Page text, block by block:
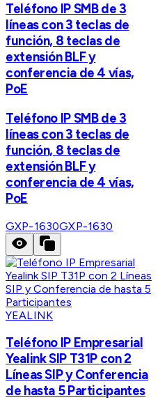
Teléfono IP SMB de 3
líneas con 3 teclas de
función, 8 teclas de
extensión BLF y
conferencia de 4 vías,
PoE
Teléfono IP SMB de 3
líneas con 3 teclas de
función, 8 teclas de
extensión BLF y
conferencia de 4 vías,
PoE
GXP-1630GXP-1630
YEALINK
Teléfono IP Empresarial
Yealink SIP T31P con 2
Líneas SIP y Conferencia
de hasta 5 Participantes